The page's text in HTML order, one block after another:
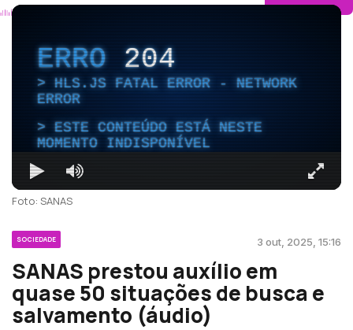
ERRO204
HLS.JS FATAL ERROR - NETWORK
ERROR
ESTE CONTEÚDO ESTÁ NESTE
MOMENTO INDISPONÍVEL
Foto: SANAS
SOCIEDADE 3 out, 2025, 15:16
SANAS prestou auxílio em
quase 50 situações de busca e
salvamento (áudio)